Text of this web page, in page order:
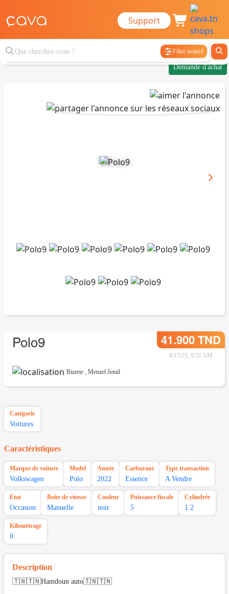
Support
Filtre avancé
Demande d'achat
Polo9 41.900 TND
8/15/25, 9:31 AM
Bizerte , Menzel Jemil
Catégorie
Voitures
Caractéristiques
Marque de voiture
Volkswagen
Model
Polo
Année
2022
Carburant
Essence
Type transaction
A Vendre
Etat
Occasion
Boîte de vitesse
Manuelle
Couleur
noir
Puissance fiscale
5
Cylindrée
1.2
Kilométrage
0
Description
🇹🇳🇹🇳Hamdoun auto🇹🇳🇹🇳